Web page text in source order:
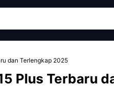
dan Terlengkap 2025
Plus Terbaru